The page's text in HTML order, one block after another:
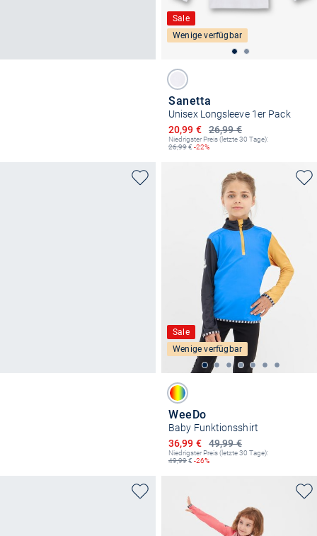
Sale
Wenige verfügbar
Sanetta
Unisex Longsleeve 1er Pack
26,99 €
Ermäßigter Preis
20,99 €
Niedrigster Preis (letzte 30 Tage):
26,99€ -22%
Sale
Wenige verfügbar
WeeDo
Baby Funktionsshirt
49,99 €
Ermäßigter Preis
36,99 €
Niedrigster Preis (letzte 30 Tage):
49,99€ -26%